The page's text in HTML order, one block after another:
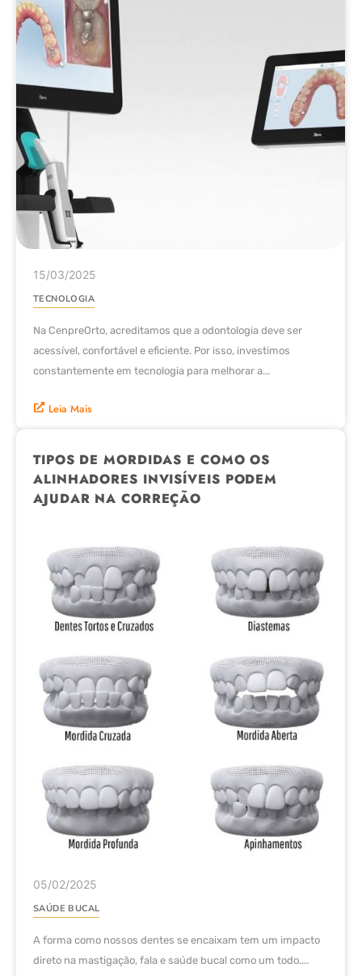
15/03/2025
TECNOLOGIA
Na CenpreOrto, acreditamos que a odontologia deve ser
acessível, confortável e eficiente. Por isso, investimos
constantemente em tecnologia para melhorar a...
Leia Mais
TIPOS DE MORDIDAS E COMO OS
ALINHADORES INVISÍVEIS PODEM
AJUDAR NA CORREÇÃO
05/02/2025
SAÚDE BUCAL
A forma como nossos dentes se encaixam tem um impacto
direto na mastigação, fala e saúde bucal como um todo....